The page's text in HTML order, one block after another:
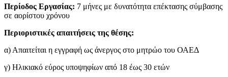
Περίοδος Εργασίας: 7 μήνες με δυνατότητα επέκτασης σύμβασης
σε αορίστου χρόνου
Περιοριστικές απαιτήσεις της θέσης:
α) Απαιτείται η εγγραφή ως άνεργος στο μητρώο του ΟΑΕΔ
γ) Ηλικιακό εύρος υποψηφίων από 18 έως 30 ετών